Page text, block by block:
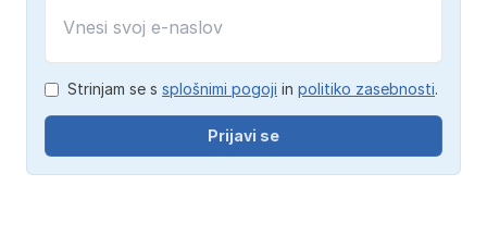
Strinjam se s splošnimi pogoji in politiko zasebnosti.
Prijavi se